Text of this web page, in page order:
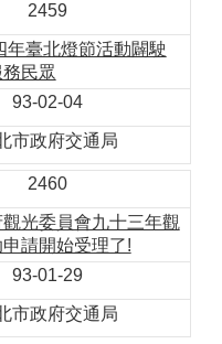
2459
年臺北燈節活動闢駛
民眾
93-02-04
市政府交通局
2460
光委員會九十三年觀
請開始受理了!
93-01-29
市政府交通局